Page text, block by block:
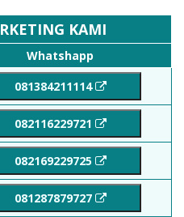
KAMI
Whatshapp
081384211114
082116229721
082169229725
081287879727